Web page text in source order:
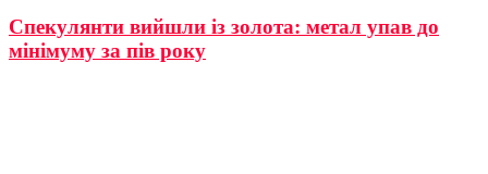
Спекулянти вийшли із золота: метал упав до
мінімуму за пів року